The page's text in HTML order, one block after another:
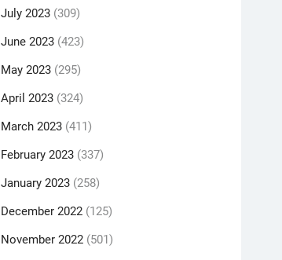
July 2023 (309)
June 2023 (423)
May 2023 (295)
April 2023 (324)
March 2023 (411)
February 2023 (337)
January 2023 (258)
December 2022 (125)
November 2022 (501)